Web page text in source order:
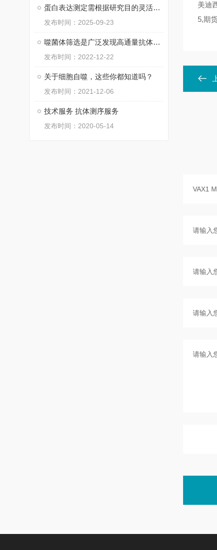
蛋白表达测定需根据研究目的灵活选择方法
发布时间：2025-09-23
噬菌体筛选是广泛发现高通量抗体的筛选方法
发布时间：2022-12-22
关于细胞自噬，这些你都知道吗？
发布时间：2021-12-06
技术服务 抗体测序服务
发布时间：2020-05-14
美迪
5,期